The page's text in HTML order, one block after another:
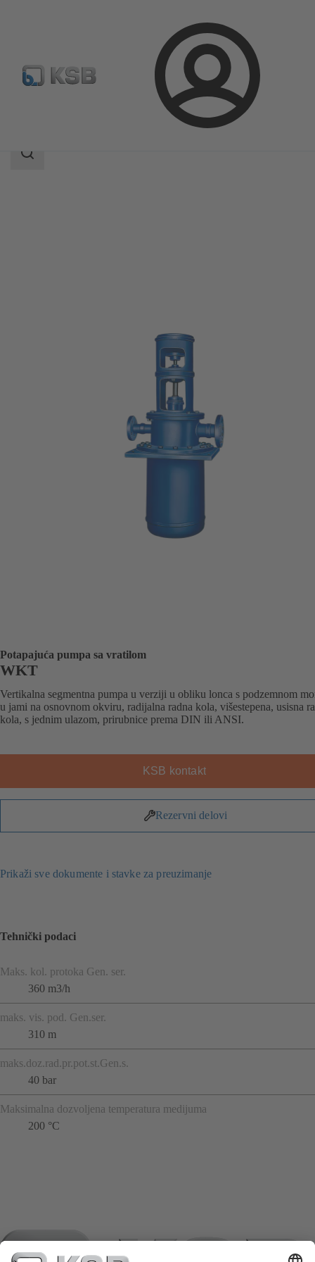
Prijava
Katalog proizvoda WKT
Područje
Potapajuća pumpa sa vratilom
WKT
Vertikalna segmentna pumpa u verziji u obliku lonca s podzemnom
u jami na osnovnom okviru, radijalna radna kola, višestepena, usisna
kola, s jednim ulazom, prirubnice prema DIN ili ANSI.
KSB kontakt
Rezervni delovi
Prikaži sve dokumente i stavke za preuzimanje
Tehnički podaci
Maks. kol. protoka Gen. ser.
360 m3/h
maks. vis. pod. Gen.ser.
310 m
maks.doz.rad.pr.pot.st.Gen.s.
40 bar
Maksimalna dozvoljena temperatura medijuma
200 °C